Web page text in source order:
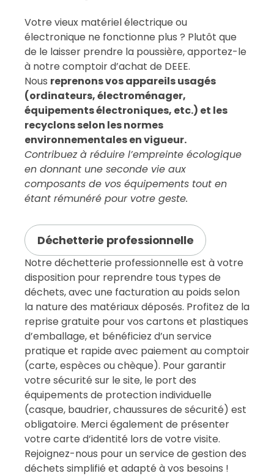
Votre vieux matériel électrique ou
électronique ne fonctionne plus ? Plutôt que
de le laisser prendre la poussière, apportez-le
à notre comptoir d’achat de DEEE.
Nous reprenons vos appareils usagés
(ordinateurs, électroménager,
équipements électroniques, etc.) et les
recyclons selon les normes
environnementales en vigueur.
Contribuez à réduire l’empreinte écologique
en donnant une seconde vie aux
composants de vos équipements tout en
étant rémunéré pour votre geste.
Déchetterie professionnelle
Notre déchetterie professionnelle est à votre
disposition pour reprendre tous types de
déchets, avec une facturation au poids selon
la nature des matériaux déposés. Profitez de la
reprise gratuite pour vos cartons et plastiques
d’emballage, et bénéficiez d’un service
pratique et rapide avec paiement au comptoir
(carte, espèces ou chèque). Pour garantir
votre sécurité sur le site, le port des
équipements de protection individuelle
(casque, baudrier, chaussures de sécurité) est
obligatoire. Merci également de présenter
votre carte d’identité lors de votre visite.
Rejoignez-nous pour un service de gestion des
déchets simplifié et adapté à vos besoins !